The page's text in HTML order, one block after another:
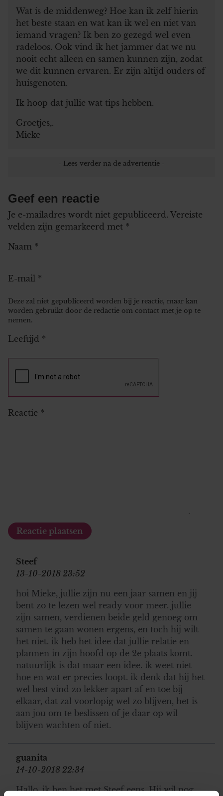
Wat is de middenweg? Hoe kan ik zelf hierin
het beste staan en wat kan ik wel en niet van
iemand vragen? Ik ben zo gezegd wel even
radeloos. Ook vind ik het jammer dat we nu
nooit echt alleen en samen kunnen zijn, zodat
we dit kunnen ervaren. Er zijn altijd ouders of
huisgenoten.
Ik hoop dat jullie wat tips hebben.
Groetjes,.
Mieke
Geef een reactie
Je e-mailadres wordt niet gepubliceerd. Vereiste
velden zijn gemarkeerd met *
Naam *
E-mail *
Deze zal niet gepubliceerd worden bij je reactie, maar kan
worden gebruikt door de redactie om contact met je op te
nemen.
Leeftijd *
Reactie *
Steef
13-10-2018 23:52
hoi Mieke, jullie zijn nu een jaar samen en jij
bent zo te lezen wel ready voor meer. jullie
zijn samen, verdienen beide geld genoeg om
samen te gaan wonen ergens, en toch hij wilt
het niet. ik heb het idee dat jullie relatie en
plannen in zijn hoofd op de 2e plaats komt.
natuurlijk is dat maar een idee. ik weet niet
hoe en wat er precies loopt. ik denk dat hij het
wel best vind zo lekker apart af en toe bij
elkaar, dat zal voorlopig wel zo blijven, het is
aan jou om te beslissen of je daar op wil
blijven wachten of niet.
guanita
14-10-2018 22:34
Hallo, ik ben het met Steef eens. Hij wil nog